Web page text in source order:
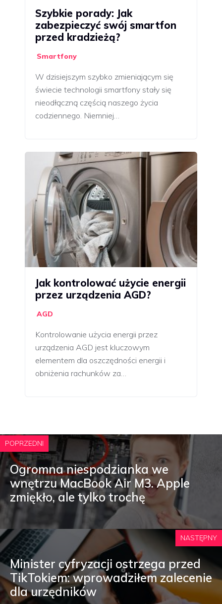
Szybkie porady: Jak
zabezpieczyć swój smartfon
przed kradzieżą?
Smartfony
W dzisiejszym szybko zmieniającym się
świecie technologii smartfony stały się
nieodłączną częścią naszego życia
codziennego. Niemniej…
Jak kontrolować użycie energii
przez urządzenia AGD?
AGD
Kontrolowanie użycia energii przez
urządzenia AGD jest kluczowym
elementem dla oszczędności energii i
obniżenia rachunków za…
POPRZEDNI
Ogromna niespodzianka we
wnętrzu MacBook Air M3. Apple
zmiękło, ale tylko trochę
NASTĘPNY
Minister cyfryzacji ostrzega przed
TikTokiem: wprowadziłem zalecenie
dla urzędników